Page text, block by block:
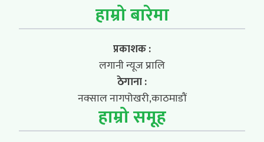
हाम्रो बारेमा
प्रकाशक :
लगानी न्यूज प्रालि
ठेगाना :
नक्साल नागपोखरी,काठमाडौं
हाम्रो समूह